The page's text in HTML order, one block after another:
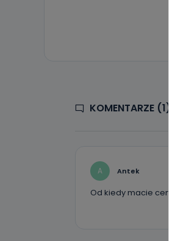
KOMENTARZE (1)
A Antek
Od kiedy macie